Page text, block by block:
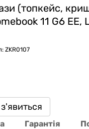
(топкейс,
11 G6 EE,
ZKR0107
Гарантія